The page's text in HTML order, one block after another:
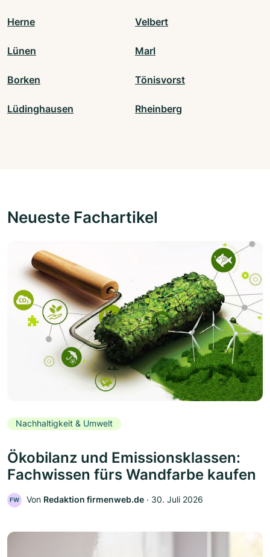
Herne Velbert
Lünen Marl
Borken Tönisvorst
Lüdinghausen Rheinberg
Neueste Fachartikel
Nachhaltigkeit & Umwelt
Ökobilanz und Emissionsklassen:
Fachwissen fürs Wandfarbe kaufen
FW Von Redaktion firmenweb.de ‧ 30. Juli 2026